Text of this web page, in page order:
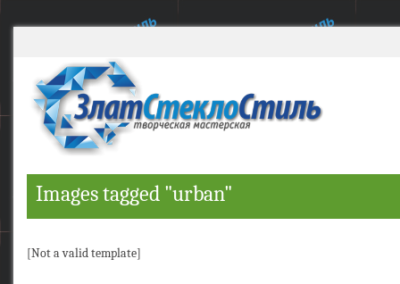
Images tagged "urban"
[Not a valid template]